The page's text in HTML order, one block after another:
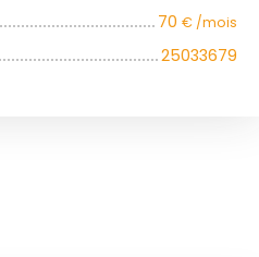
70 € /mois
25033679